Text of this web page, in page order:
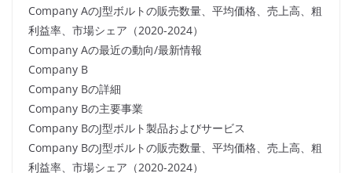
Company AのJ型ボルトの販売数量、平均価格、売上高、粗
利益率、市場シェア（2020-2024）
Company Aの最近の動向/最新情報
Company B
Company Bの詳細
Company Bの主要事業
Company BのJ型ボルト製品およびサービス
Company BのJ型ボルトの販売数量、平均価格、売上高、粗
利益率、市場シェア（2020-2024）